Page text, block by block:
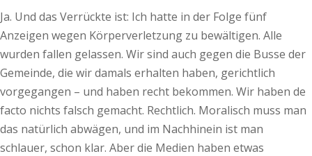
Ja. Und das Verrückte ist: Ich hatte in der Folge fünf
Anzeigen wegen Körperverletzung zu bewältigen. Alle
wurden fallen gelassen. Wir sind auch gegen die Busse der
Gemeinde, die wir damals erhalten haben, gerichtlich
vorgegangen – und haben recht bekommen. Wir haben de
facto nichts falsch gemacht. Rechtlich. Moralisch muss man
das natürlich abwägen, und im Nachhinein ist man
schlauer, schon klar. Aber die Medien haben etwas